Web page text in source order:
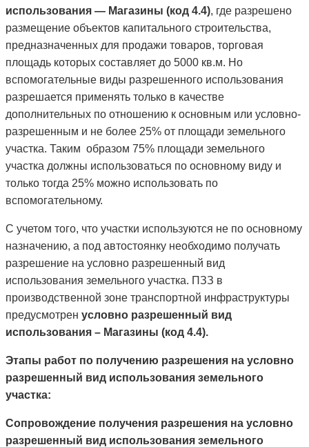
использования — Магазины (код 4.4), где разрешено
размещение объектов капитального строительства,
предназначенных для продажи товаров, торговая
площадь которых составляет до 5000 кв.м. Но
вспомогательные виды разрешенного использования
разрешается применять только в качестве
дополнительных по отношению к основным или условно-
разрешенным и не более 25% от площади земельного
участка. Таким образом 75% площади земельного
участка должны использоваться по основному виду и
только тогда 25% можно использовать по
вспомогательному.
С учетом того, что участки используются не по основному
назначению, а под автостоянку необходимо получать
разрешение на условно разрешенный вид
использования земельного участка. ПЗЗ в
производственной зоне транспортной инфраструктуры
предусмотрен условно разрешенный вид
использования – Магазины (код 4.4).
Этапы работ по получению разрешения на условно
разрешенный вид использования земельного
участка:
Сопровождение получения разрешения на условно
разрешенный вид использования земельного